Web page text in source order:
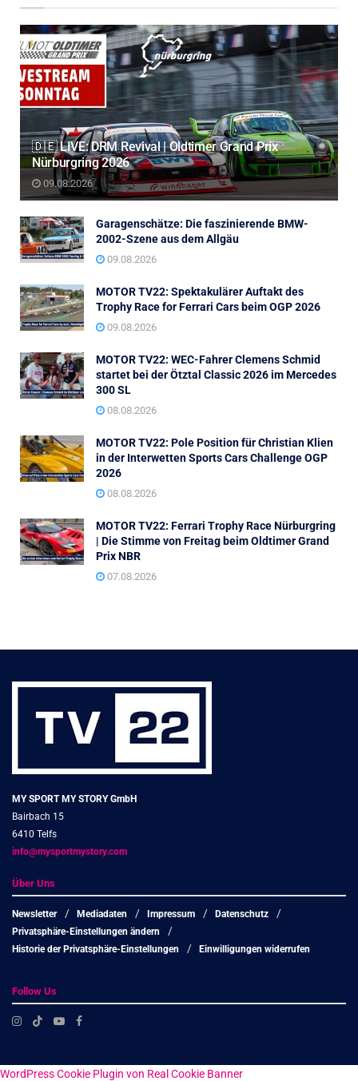
🇩🇪 LIVE: DRM Revival | Oldtimer Grand Prix
Nürburgring 2026
09.08.2026
Garagenschätze: Die faszinierende BMW-
2002-Szene aus dem Allgäu
09.08.2026
MOTOR TV22: Spektakulärer Auftakt des
Trophy Race for Ferrari Cars beim OGP 2026
09.08.2026
MOTOR TV22: WEC-Fahrer Clemens Schmid
startet bei der Ötztal Classic 2026 im Mercedes
300 SL
08.08.2026
MOTOR TV22: Pole Position für Christian Klien
in der Interwetten Sports Cars Challenge OGP
2026
08.08.2026
MOTOR TV22: Ferrari Trophy Race Nürburgring
| Die Stimme von Freitag beim Oldtimer Grand
Prix NBR
07.08.2026
MY SPORT MY STORY GmbH
Bairbach 15
6410 Telfs
info@mysportmystory.com
Über Uns
Newsletter Mediadaten Impressum
Datenschutz
Privatsphäre-Einstellungen ändern
Historie der Privatsphäre-Einstellungen
Einwilligungen widerrufen
Follow Us
WordPress Cookie Plugin von Real Cookie Banner